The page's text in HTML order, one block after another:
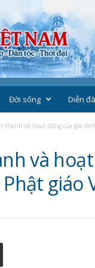
Đời sống Diễn
thành và hoạt động của gia
và
giáo